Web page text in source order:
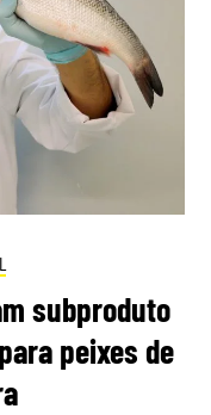
subproduto
peixes de